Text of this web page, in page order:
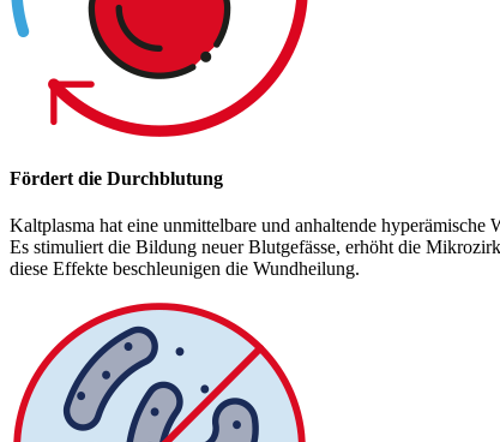
Fördert die Durchblutung
Kaltplasma hat eine unmittelbare und anhaltende hyperämische
Es stimuliert die Bildung neuer Blutgefässe, erhöht die
diese Effekte beschleunigen die Wundheilung.